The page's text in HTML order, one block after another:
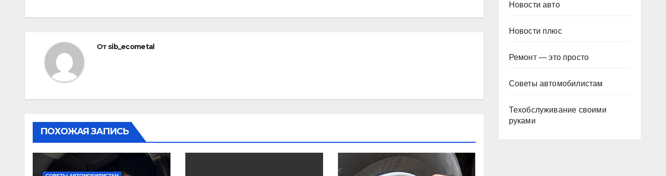
записям
От sib_ecometal
ПОХОЖАЯ ЗАПИСЬ
Новости авто
Новости плюс
Ремонт — это просто
Советы автомобилистам
Техобслуживание своими
руками